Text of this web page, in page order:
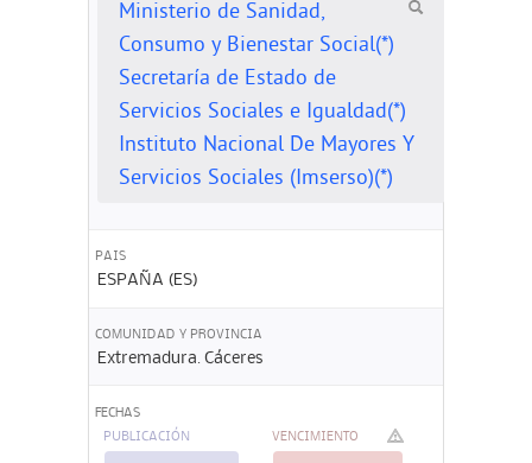
Ministerio de Sanidad,
Consumo y Bienestar Social(*)
Secretaría de Estado de
Servicios Sociales e Igualdad(*)
Instituto Nacional De Mayores Y
Servicios Sociales (Imserso)(*)
PAIS
ESPAÑA (ES)
COMUNIDAD Y PROVINCIA
Extremadura. Cáceres
FECHAS
PUBLICACIÓN VENCIMIENTO